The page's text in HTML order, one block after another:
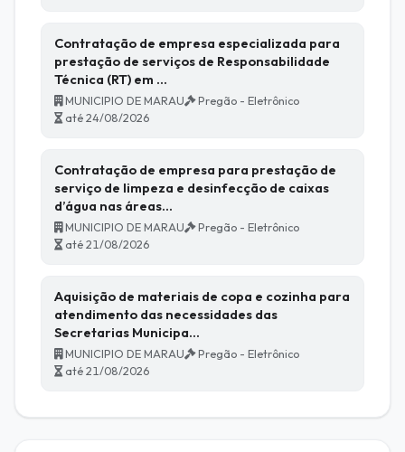
Contratação de empresa especializada para
prestação de serviços de Responsabilidade
Técnica (RT) em …
MUNICIPIO DE MARAU
Pregão - Eletrônico
até 24/08/2026
Contratação de empresa para prestação de
serviço de limpeza e desinfecção de caixas
d’água nas áreas…
MUNICIPIO DE MARAU
Pregão - Eletrônico
até 21/08/2026
Aquisição de materiais de copa e cozinha para
atendimento das necessidades das
Secretarias Municipa…
MUNICIPIO DE MARAU
Pregão - Eletrônico
até 21/08/2026